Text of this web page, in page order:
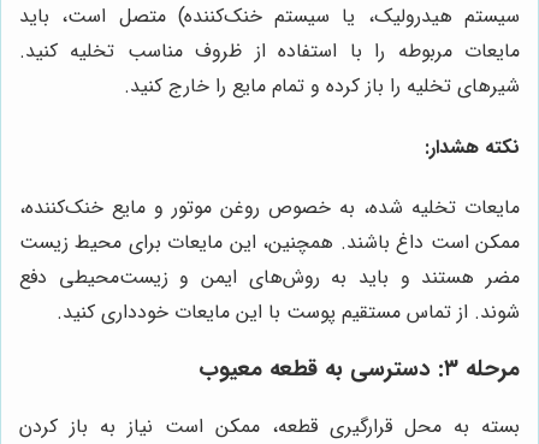
سیستم هیدرولیک، یا سیستم خنک‌کننده) متصل است، باید
مایعات مربوطه را با استفاده از ظروف مناسب تخلیه کنید.
شیرهای تخلیه را باز کرده و تمام مایع را خارج کنید.
نکته هشدار:
مایعات تخلیه شده، به خصوص روغن موتور و مایع خنک‌کننده،
ممکن است داغ باشند. همچنین، این مایعات برای محیط زیست
مضر هستند و باید به روش‌های ایمن و زیست‌محیطی دفع
شوند. از تماس مستقیم پوست با این مایعات خودداری کنید.
مرحله ۳: دسترسی به قطعه معیوب
بسته به محل قرارگیری قطعه، ممکن است نیاز به باز کردن